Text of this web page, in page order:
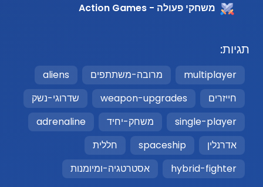
משחקי פעולה - Action Games
תגיות:
multiplayer מרובה-משתתפים
aliens
חייזרים
weapon-upgrades
שדרוגי-נשק
single-player
משחק-יחיד
adrenaline
אדרנלין
spaceship
חללית
hybrid-fighter
אסטרטגיה-ומיומנות